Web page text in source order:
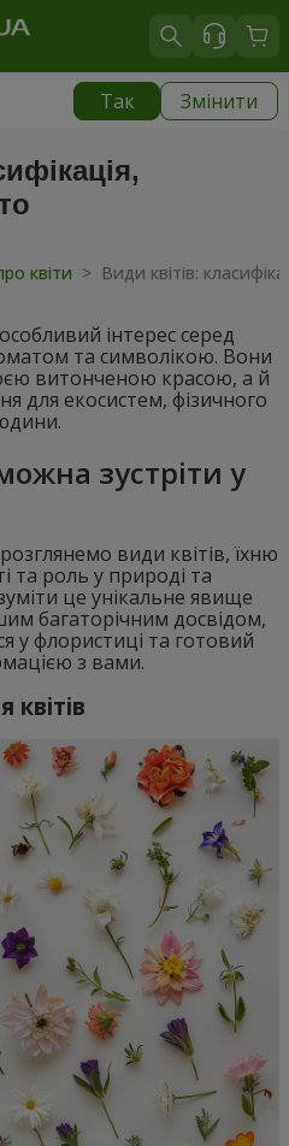
Так Змінити
квіти > Види квітів:
інтерес серед
та символікою. Вони
витонченою красою, а й
для екосистем, фізичного
зустріти у
види квітів, їхню
та роль у природі та
це унікальне явище
багаторічним досвідом,
у флористиці та готовий
з вами.